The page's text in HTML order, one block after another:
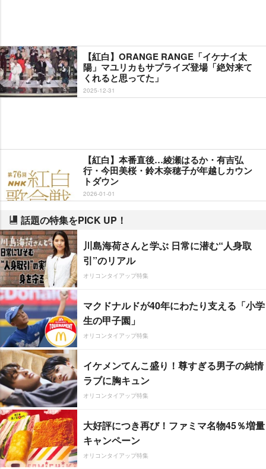
【紅白】ORANGE RANGE「イケナイ太
陽」マユリカもサプライズ登場「絶対来て
くれると思ってた」
2025-12-31
【紅白】本番直後…綾瀬はるか・有吉弘
行・今田美桜・鈴木奈穂子が年越しカウン
トダウン
2026-01-01
話題の特集をPICK UP！
川島海荷さんと学ぶ 日常に潜む“人身取
引”のリアル
オリコンタイアップ特集
マクドナルドが40年にわたり支える「小学
生の甲子園」
オリコンタイアップ特集
イケメンてんこ盛り！尊すぎる男子の純情
ラブに胸キュン
オリコンタイアップ特集
大好評につき再び！ファミマ名物45％増量
キャンペーン
オリコンタイアップ特集